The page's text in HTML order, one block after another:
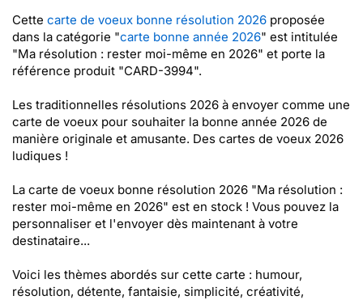
Cette carte de voeux bonne résolution 2026 proposée
dans la catégorie "carte bonne année 2026" est intitulée
"Ma résolution : rester moi-même en 2026" et porte la
référence produit "CARD-3994".
Les traditionnelles résolutions 2026 à envoyer comme une
carte de voeux pour souhaiter la bonne année 2026 de
manière originale et amusante. Des cartes de voeux 2026
ludiques !
La carte de voeux bonne résolution 2026 "Ma résolution :
rester moi-même en 2026" est en stock ! Vous pouvez la
personnaliser et l'envoyer dès maintenant à votre
destinataire...
Voici les thèmes abordés sur cette carte : humour,
résolution, détente, fantaisie, simplicité, créativité,